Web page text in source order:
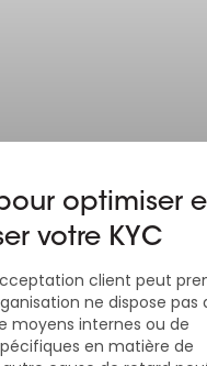
optimiser
votre KYC
client peut
ne dispose pas
moyens internes ou de
en matière de